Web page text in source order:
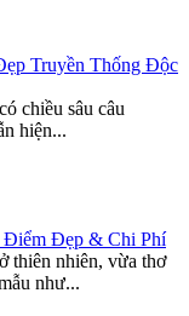
Truyền Thống Độc
chiều sâu câu
hiện...
Đẹp & Chi Phí
thiên nhiên, vừa thơ
như...